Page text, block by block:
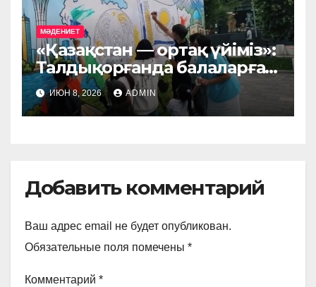
МӘДЕНИЕТ
«Қазақстан — ортақ үйіміз»:
Талдықорғанда балаларға
арналған патриоттық-
шығармашылық акция өтті
ИЮН 8, 2026 ADMIN
Добавить комментарий
Ваш адрес email не будет опубликован.
Обязательные поля помечены *
Комментарий *